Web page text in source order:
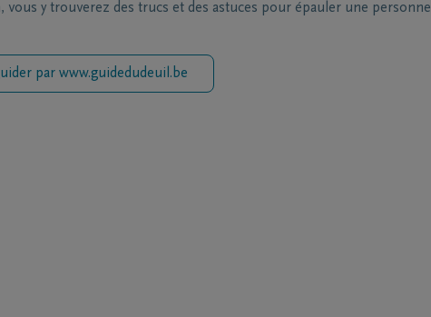
vous y trouverez des trucs et des astuces pour épauler une personne
par www.guidedudeuil.be